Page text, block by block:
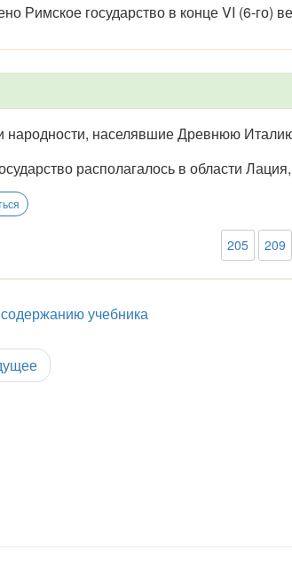
Римское государство в конце VI (6-го)
народности, населявшие Древнюю
располагалось в области
205 209
учебника